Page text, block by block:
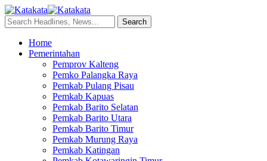
Home
Pemerintahan
Pemprov Kalteng
Pemko Palangka Raya
Pemkab Pulang Pisau
Pemkab Kapuas
Pemkab Barito Selatan
Pemkab Barito Utara
Pemkab Barito Timur
Pemkab Murung Raya
Pemkab Katingan